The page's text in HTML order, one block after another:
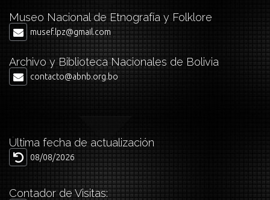
Museo Nacional de Etnografía y Folklore
musef.lpz@gmail.com
Archivo y Biblioteca Nacionales de Bolivia
contacto@abnb.org.bo
Última fecha de actualización
08/08/2026
Contador de Visitas: